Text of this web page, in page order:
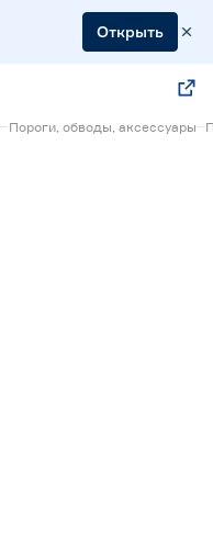
Открыть
Пороги, обводы, аксессуары